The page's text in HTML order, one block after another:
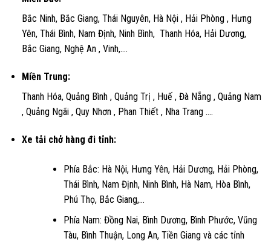
Bắc Ninh, Bắc Giang, Thái Nguyên, Hà Nội , Hải Phòng , Hưng
Yên, Thái Bình, Nam Định, Ninh Bình, Thanh Hóa, Hải Dương,
Bắc Giang, Nghệ An , Vinh,….
Miền Trung:
Thanh Hóa, Quảng Bình , Quảng Trị , Huế , Đà Nẵng , Quảng Nam
, Quảng Ngãi , Quy Nhơn , Phan Thiết , Nha Trang ….
Xe tải chở hàng đi tỉnh:
Phía Bắc: Hà Nội, Hưng Yên, Hải Dương, Hải Phòng,
Thái Bình, Nam Định, Ninh Bình, Hà Nam, Hòa Bình,
Phú Thọ, Bắc Giang,…
Phía Nam: Đồng Nai, Bình Dương, Bình Phước, Vũng
Tàu, Bình Thuận, Long An, Tiền Giang và các tỉnh